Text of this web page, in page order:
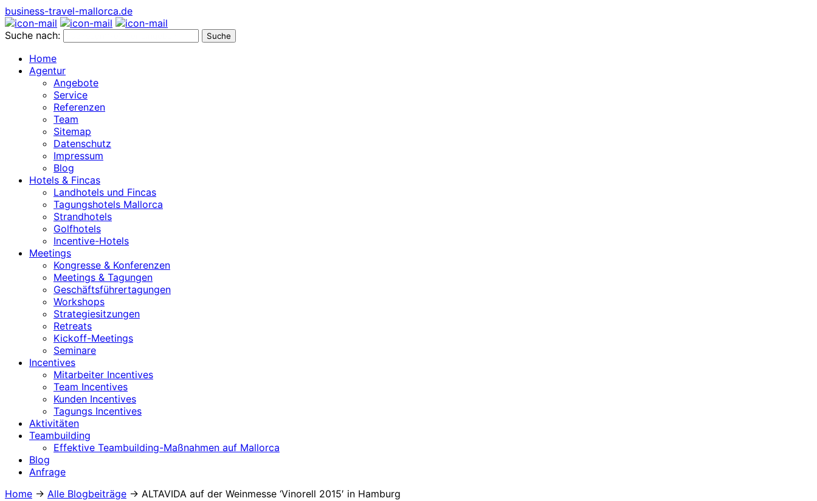
business-travel-mallorca.de
Suche nach:
Home
Agentur
Angebote
Service
Referenzen
Team
Sitemap
Datenschutz
Impressum
Blog
Hotels & Fincas
Landhotels und Fincas
Tagungshotels Mallorca
Strandhotels
Golfhotels
Incentive-Hotels
Meetings
Kongresse & Konferenzen
Meetings & Tagungen
Geschäftsführertagungen
Workshops
Strategiesitzungen
Retreats
Kickoff-Meetings
Seminare
Incentives
Mitarbeiter Incentives
Team Incentives
Kunden Incentives
Tagungs Incentives
Aktivitäten
Teambuilding
Effektive Teambuilding-Maßnahmen auf Mallorca
Blog
Anfrage
Home → Alle Blogbeiträge → ALTAVIDA auf der Weinmesse ‘Vinorell 2015′ in Hamburg